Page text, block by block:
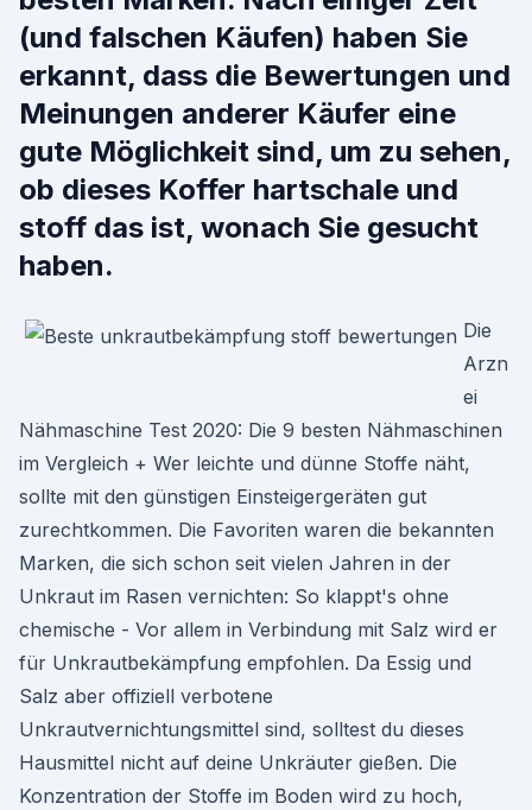
(und falschen Käufen) haben Sie
erkannt, dass die Bewertungen und
Meinungen anderer Käufer eine
gute Möglichkeit sind, um zu sehen,
ob dieses Koffer hartschale und
stoff das ist, wonach Sie gesucht
haben.
Die
Arzn
ei
Nähmaschine Test 2020: Die 9 besten Nähmaschinen
im Vergleich + Wer leichte und dünne Stoffe näht,
sollte mit den günstigen Einsteigergeräten gut
zurechtkommen. Die Favoriten waren die bekannten
Marken, die sich schon seit vielen Jahren in der
Unkraut im Rasen vernichten: So klappt's ohne
chemische - Vor allem in Verbindung mit Salz wird er
für Unkrautbekämpfung empfohlen. Da Essig und
Salz aber offiziell verbotene
Unkrautvernichtungsmittel sind, solltest du dieses
Hausmittel nicht auf deine Unkräuter gießen. Die
Konzentration der Stoffe im Boden wird zu hoch,